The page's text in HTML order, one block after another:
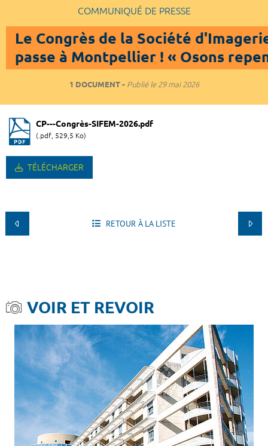
COMMUNIQUÉ DE PRESSE
Le Congrès de la Société
passe à Montpellier ! « Osons
1 DOCUMENT Publié le29 mai 2026
CP---Congrès-SIFEM-2026.pdf
(.pdf, 529,5 Ko)
TÉLÉCHARGER
RETOUR À LA LISTE
VOIR ET REVOIR